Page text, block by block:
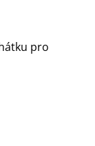
pro